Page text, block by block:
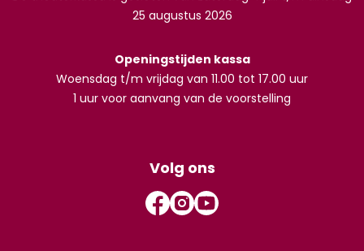
25 augustus 2026
Openingstijden kassa
Woensdag t/m vrijdag van 11.00 tot 17.00 uur
1 uur voor aanvang van de voorstelling
Volg ons